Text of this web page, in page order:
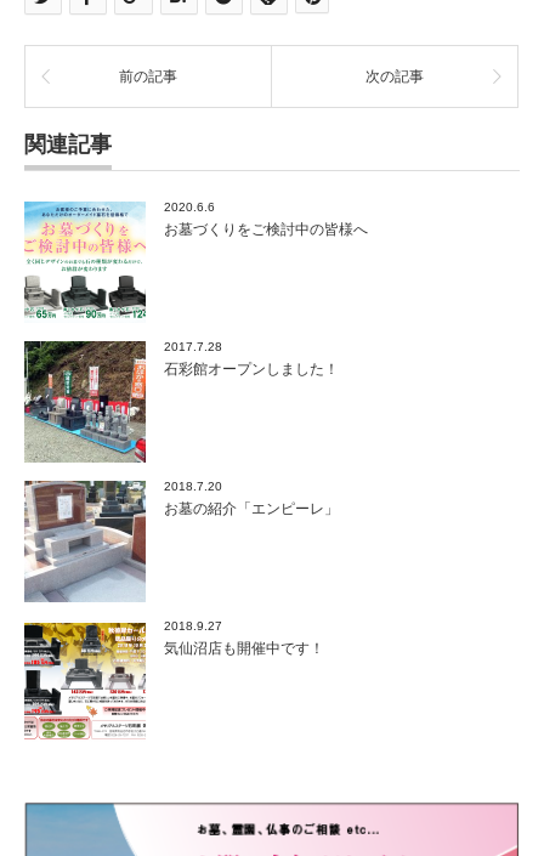
前の記事 次の記事
関連記事
2020.6.6
お墓づくりをご検討中の皆様へ
2017.7.28
石彩館オープンしました！
2018.7.20
お墓の紹介「エンピーレ」
2018.9.27
気仙沼店も開催中です！